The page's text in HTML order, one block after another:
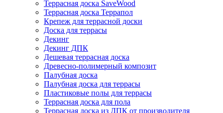
Террасная доска SaveWood
Террасная доска Террапол
Крепеж для террасной доски
Доска для террасы
Декинг
Декинг ДПК
Дешевая террасная доска
Древесно-полимерный композит
Палубная доска
Палубная доска для террасы
Пластиковые полы для террасы
Террасная доска для пола
Террасная доска из ДПК от производителя